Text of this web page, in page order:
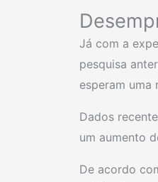
Já com a
pesquisa
esperam uma
Dados
um aumento
De acordo